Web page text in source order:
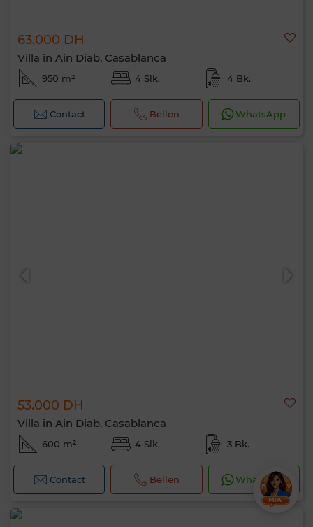
63.000 DH
Villa in Ain Diab, Casablanca
950 m² 4 Slk. 4 Bk.
Contact Bellen WhatsApp
53.000 DH
Villa in Ain Diab, Casablanca
600 m² 4 Slk. 3 Bk.
Contact Bellen WhatsApp